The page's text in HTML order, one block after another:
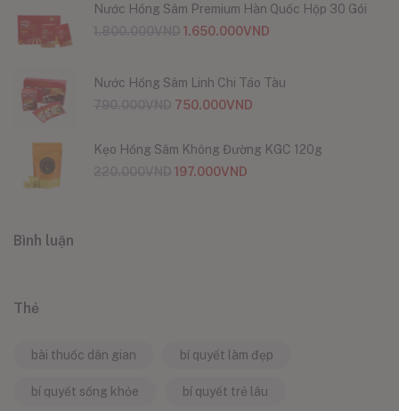
Nước Hồng Sâm Premium Hàn Quốc Hộp 30 Gói
1.650.000VND
Nước Hồng Sâm Linh Chi Táo Tàu
750.000VND
Kẹo Hồng Sâm Không Đường KGC 120g
197.000VND
Bình luận
Thẻ
bài thuốc dân gian bí quyết làm đẹp
bí quyết sống khỏe bí quyết trẻ lâu